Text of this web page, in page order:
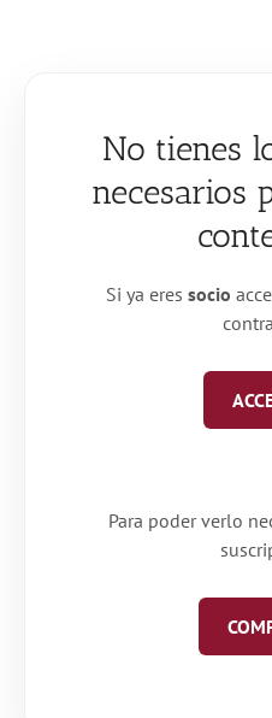
No tienes
necesarios
Si ya eres socio
Para poder verlo